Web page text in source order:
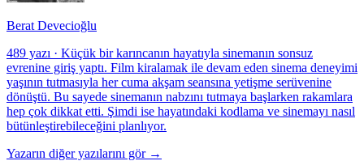
Berat Devecioğlu
489 yazı · Küçük bir karıncanın hayatıyla sinemanın sonsuz
evrenine giriş yaptı. Film kiralamak ile devam eden sinema deneyimi
yaşının tutmasıyla her cuma akşam seansına yetişme serüvenine
dönüştü. Bu sayede sinemanın nabzını tutmaya başlarken rakamlara
hep çok dikkat etti. Şimdi ise hayatındaki kodlama ve sinemayı nasıl
bütünleştirebileceğini planlıyor.
Yazarın diğer yazılarını gör →